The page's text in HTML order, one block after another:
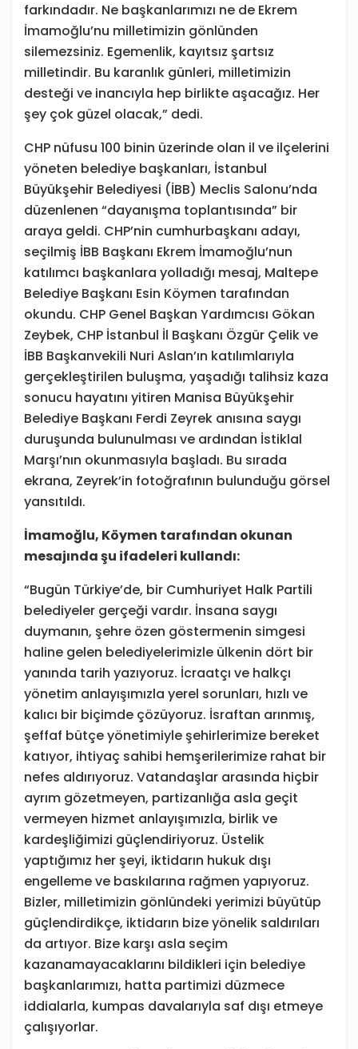
farkındadır. Ne başkanlarımızı ne de Ekrem
İmamoğlu’nu milletimizin gönlünden
silemezsiniz. Egemenlik, kayıtsız şartsız
milletindir. Bu karanlık günleri, milletimizin
desteği ve inancıyla hep birlikte aşacağız. Her
şey çok güzel olacak,” dedi.
CHP nüfusu 100 binin üzerinde olan il ve ilçelerini
yöneten belediye başkanları, İstanbul
Büyükşehir Belediyesi (İBB) Meclis Salonu’nda
düzenlenen “dayanışma toplantısında” bir
araya geldi. CHP’nin cumhurbaşkanı adayı,
seçilmiş İBB Başkanı Ekrem İmamoğlu’nun
katılımcı başkanlara yolladığı mesaj, Maltepe
Belediye Başkanı Esin Köymen tarafından
okundu. CHP Genel Başkan Yardımcısı Gökan
Zeybek, CHP İstanbul İl Başkanı Özgür Çelik ve
İBB Başkanvekili Nuri Aslan’ın katılımlarıyla
gerçekleştirilen buluşma, yaşadığı talihsiz kaza
sonucu hayatını yitiren Manisa Büyükşehir
Belediye Başkanı Ferdi Zeyrek anısına saygı
duruşunda bulunulması ve ardından İstiklal
Marşı’nın okunmasıyla başladı. Bu sırada
ekrana, Zeyrek’in fotoğrafının bulunduğu görsel
yansıtıldı.
İmamoğlu, Köymen tarafından okunan
mesajında şu ifadeleri kullandı:
“Bugün Türkiye’de, bir Cumhuriyet Halk Partili
belediyeler gerçeği vardır. İnsana saygı
duymanın, şehre özen göstermenin simgesi
haline gelen belediyelerimizle ülkenin dört bir
yanında tarih yazıyoruz. İcraatçı ve halkçı
yönetim anlayışımızla yerel sorunları, hızlı ve
kalıcı bir biçimde çözüyoruz. İsraftan arınmış,
şeffaf bütçe yönetimiyle şehirlerimize bereket
katıyor, ihtiyaç sahibi hemşerilerimize rahat bir
nefes aldırıyoruz. Vatandaşlar arasında hiçbir
ayrım gözetmeyen, partizanlığa asla geçit
vermeyen hizmet anlayışımızla, birlik ve
kardeşliğimizi güçlendiriyoruz. Üstelik
yaptığımız her şeyi, iktidarın hukuk dışı
engelleme ve baskılarına rağmen yapıyoruz.
Bizler, milletimizin gönlündeki yerimizi büyütüp
güçlendirdikçe, iktidarın bize yönelik saldırıları
da artıyor. Bize karşı asla seçim
kazanamayacaklarını bildikleri için belediye
başkanlarımızı, hatta partimizi düzmece
iddialarla, kumpas davalarıyla saf dışı etmeye
çalışıyorlar.